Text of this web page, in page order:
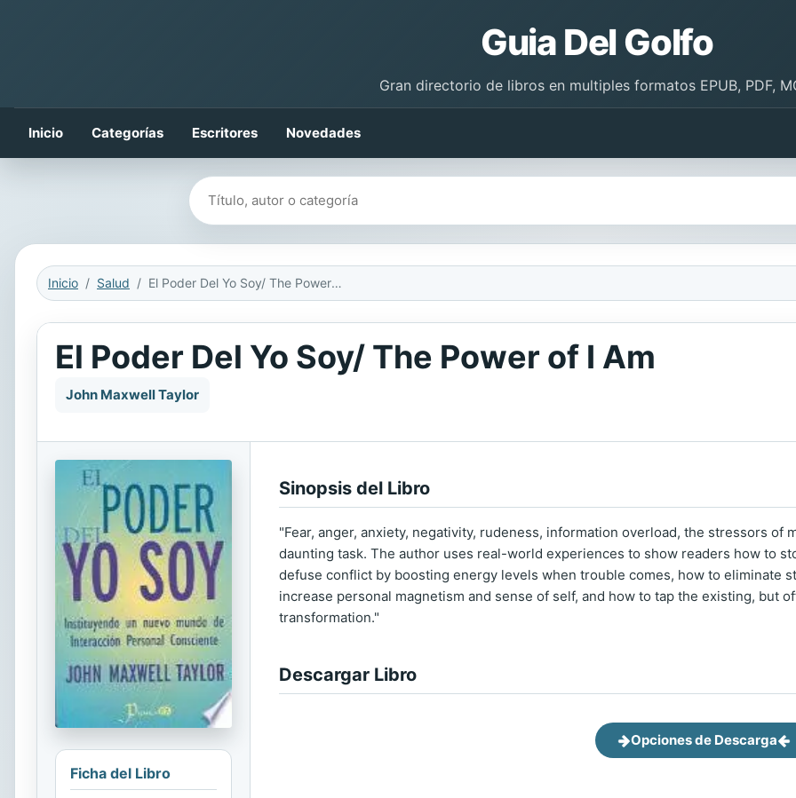
Guia Del Golfo
Gran directorio de libros en multiples formatos EPUB, PDF,
Inicio Categorías Escritores Novedades
Buscar libros
Inicio Salud El Poder Del Yo Soy/ The Power of I Am
El Poder Del Yo Soy/ The Power of I Am
John Maxwell Taylor
Ficha del Libro
Sinopsis del Libro
"Fear, anger, anxiety, negativity, rudeness, information overload, the stressors of
daunting task. The author uses real-world experiences to show readers how to
defuse conflict by boosting energy levels when trouble comes, how to eliminate
increase personal magnetism and sense of self, and how to tap the existing, but
transformation."
Descargar Libro
Opciones de Descarga